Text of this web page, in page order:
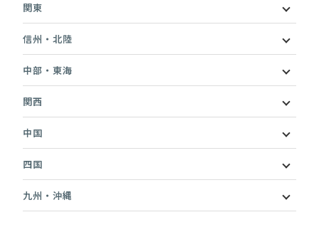
関東
信州・北陸
中部・東海
関西
中国
四国
九州・沖縄